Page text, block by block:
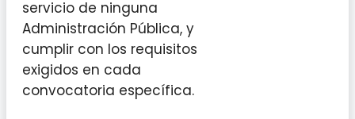
servicio de ninguna
Administración Pública, y
cumplir con los requisitos
exigidos en cada
convocatoria específica.